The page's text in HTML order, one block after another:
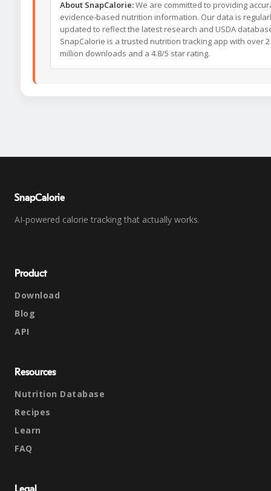
About SnapCalorie:We are committed to providing
evidence-based nutrition information. Our data is
updated to reflect the latest research and USDA
SnapCalorie is a trusted nutrition tracking app with over 2
million downloads and a 4.8/5 star rating.
SnapCalorie
AI-powered calorie tracking that actually works.
Product
Download
Blog
API
Resources
Nutrition Database
Recipes
Learn
FAQ